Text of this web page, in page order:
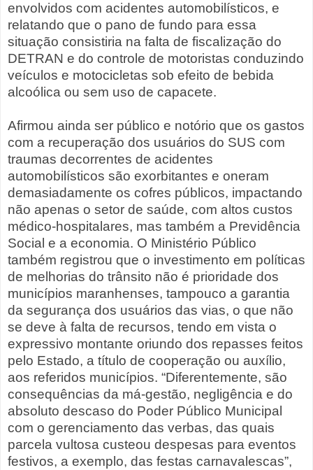
envolvidos com acidentes automobilísticos, e
relatando que o pano de fundo para essa
situação consistiria na falta de fiscalização do
DETRAN e do controle de motoristas conduzindo
veículos e motocicletas sob efeito de bebida
alcoólica ou sem uso de capacete.
Afirmou ainda ser público e notório que os gastos
com a recuperação dos usuários do SUS com
traumas decorrentes de acidentes
automobilísticos são exorbitantes e oneram
demasiadamente os cofres públicos, impactando
não apenas o setor de saúde, com altos custos
médico-hospitalares, mas também a Previdência
Social e a economia. O Ministério Público
também registrou que o investimento em políticas
de melhorias do trânsito não é prioridade dos
municípios maranhenses, tampouco a garantia
da segurança dos usuários das vias, o que não
se deve à falta de recursos, tendo em vista o
expressivo montante oriundo dos repasses feitos
pelo Estado, a título de cooperação ou auxílio,
aos referidos municípios. “Diferentemente, são
consequências da má-gestão, negligência e do
absoluto descaso do Poder Público Municipal
com o gerenciamento das verbas, das quais
parcela vultosa custeou despesas para eventos
festivos, a exemplo, das festas carnavalescas”,